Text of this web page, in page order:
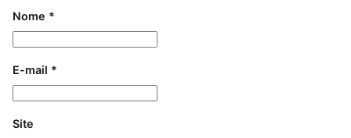
Nome *
E-mail *
Site